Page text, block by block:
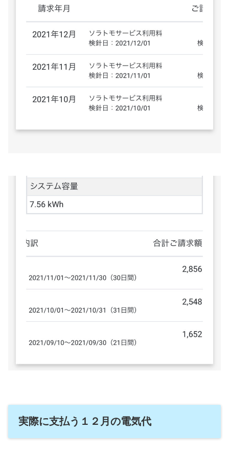
実際に支払う１２月の電気代